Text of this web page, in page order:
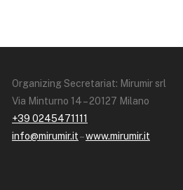
Organizing Secretariat: Mirumir srl
Via Minturno 14 – 20127 Milano
+39 0245471111
info@mirumir.it–www.mirumir.it